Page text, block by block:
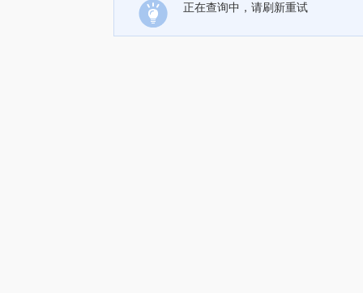
正在查询中，请刷新重试